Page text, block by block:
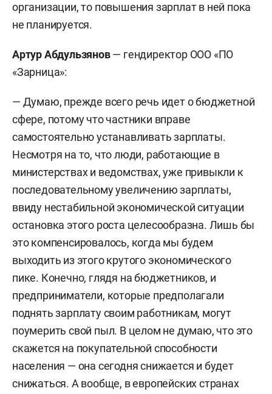
организации, то повышения зарплат в ней пока
не планируется.
Артур Абдульзянов— гендиректор ООО «ПО
«Зарница»:
— Думаю, прежде всего речь идет о бюджетной
сфере, потому что частники вправе
самостоятельно устанавливать зарплаты.
Несмотря на то, что люди, работающие в
министерствах и ведомствах, уже привыкли к
последовательному увеличению зарплаты,
ввиду нестабильной экономической ситуации
остановка этого роста целесообразна. Лишь бы
это компенсировалось, когда мы будем
выходить из этого крутого экономического
пике. Конечно, глядя на бюджетников, и
предприниматели, которые предполагали
поднять зарплату своим работникам, могут
поумерить свой пыл. В целом не думаю, что это
скажется на покупательной способности
населения — она сегодня снижается и будет
снижаться. А вообще, в европейских странах